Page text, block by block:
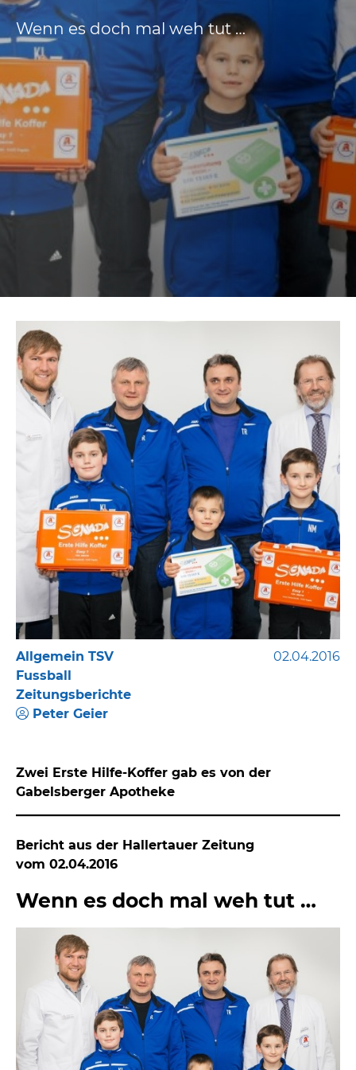
Wenn es doch mal weh tut …
Allgemein TSV
Fussball
Zeitungsberichte
Peter Geier
02.04.2016
Zwei Erste Hilfe-Koffer gab es von der
Gabelsberger Apotheke
Bericht aus der Hallertauer Zeitung
vom 02.04.2016
Wenn es doch mal weh tut …